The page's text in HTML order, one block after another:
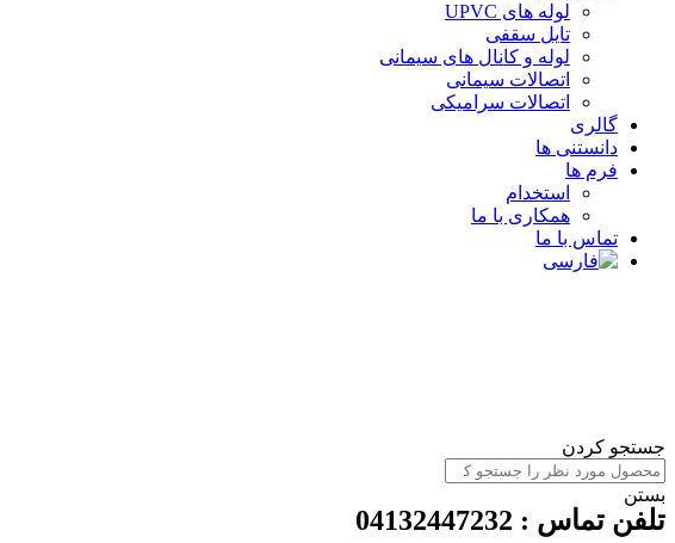
لوله های UPVC
تایل سقفی
لوله و کانال های سیمانی
اتصالات سیمانی
اتصالات سرامیکی
گالری
دانستنی ها
فرم ها
استخدام
همکاری با ما
تماس با ما
جستجو کردن
بستن
تلفن تماس : 04132447232